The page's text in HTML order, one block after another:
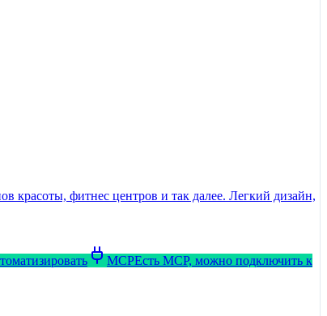
красоты, фитнес центров и так далее. Легкий дизайн,
MCPЕсть MCP, можно подключить к